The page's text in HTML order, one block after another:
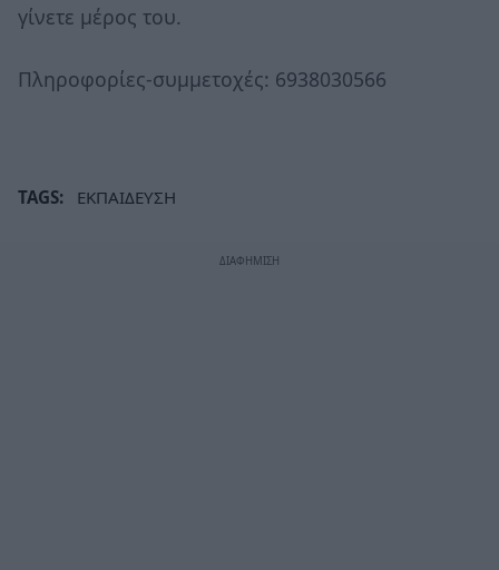
γίνετε μέρος του.
Πληροφορίες-συμμετοχές: 6938030566
TAGS: ΕΚΠΑΙΔΕΥΣΗ